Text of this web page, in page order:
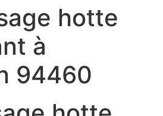
hotte
à
94460